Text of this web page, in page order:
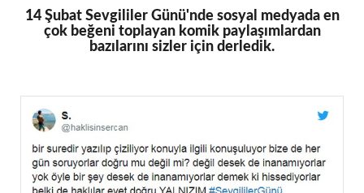
Kültür-sanat
Sağlık
Künye
İletişim
A24 SOSYAL MEDYA
14 Şubat Sevgililer Günü'nde sosyal medyada en
çok beğeni toplayan komik paylaşımlardan
bazılarını sizler için derledik.